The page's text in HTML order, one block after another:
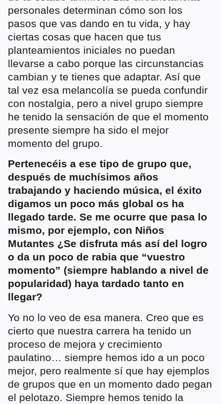
personales determinan cómo son los
pasos que vas dando en tu vida, y hay
ciertas cosas que hacen que tus
planteamientos iniciales no puedan
llevarse a cabo porque las circunstancias
cambian y te tienes que adaptar. Así que
tal vez esa melancolía se pueda confundir
con nostalgia, pero a nivel grupo siempre
he tenido la sensación de que el momento
presente siempre ha sido el mejor
momento del grupo.
Pertenecéis a ese tipo de grupo que,
después de muchísimos años
trabajando y haciendo música, el éxito
digamos un poco más global os ha
llegado tarde. Se me ocurre que pasa lo
mismo, por ejemplo, con Niños
Mutantes ¿Se disfruta más así del logro
o da un poco de rabia que “vuestro
momento” (siempre hablando a nivel de
popularidad) haya tardado tanto en
llegar?
Yo no lo veo de esa manera. Creo que es
cierto que nuestra carrera ha tenido un
proceso de mejora y crecimiento
paulatino… siempre hemos ido a un poco
mejor, pero realmente sí que hay ejemplos
de grupos que en un momento dado pegan
el pelotazo. Siempre hemos tenido la